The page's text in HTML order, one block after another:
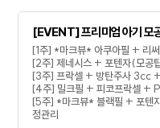
[EVENT] 프리미엄 아기 모
[1주] *마크뷰* 아쿠아필 + 리
[2주] 제네시스 + 포텐자(모공
[3주] 프락셀 + 방탄주사 3cc
[4주] 밀크필 + 피코프락셀 +
[5주] *마크뷰* 블랙필 + 포텐
정관리